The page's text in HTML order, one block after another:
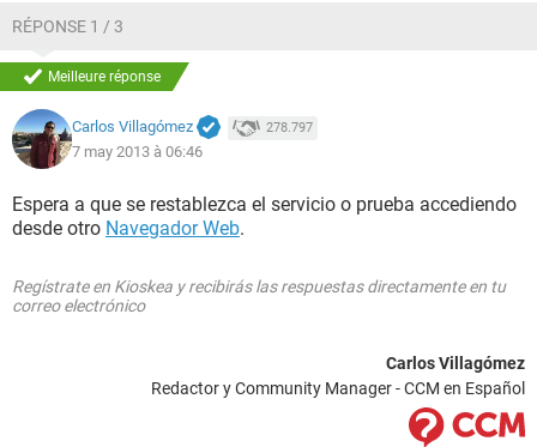
RÉPONSE 1 / 3
Meilleure réponse
Carlos Villagómez 278.797
7 may 2013 à 06:46
Espera a que se restablezca el servicio o prueba accediendo
desde otro Navegador Web.
Regístrate en Kioskea y recibirás las respuestas directamente en tu
correo electrónico
Carlos Villagómez
Redactor y Community Manager - CCM en Español